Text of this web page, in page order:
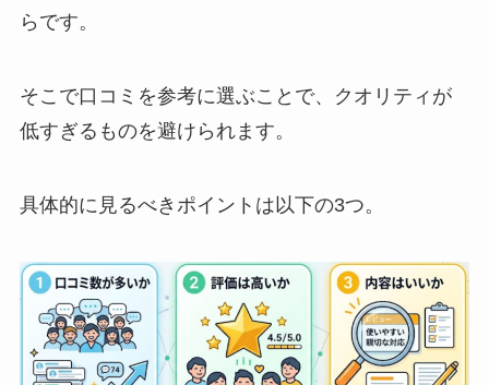
らです。
そこで口コミを参考に選ぶことで、クオリティが
低すぎるものを避けられます。
具体的に見るべきポイントは以下の3つ。